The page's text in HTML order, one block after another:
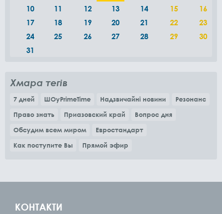
10
11 12 13 14 15
16
17
18 19 20 21 22
23
24
25 26 27 28 29
30
31
Хмара тегів
7 дней ШОуPrimeTime Надзвичайні новини
Резонанс
Право знать
Приазовский край
Вопрос дня
Обсудим всем миром
Евростандарт
Как поступите Вы
Прямой эфир
КОНТАКТИ